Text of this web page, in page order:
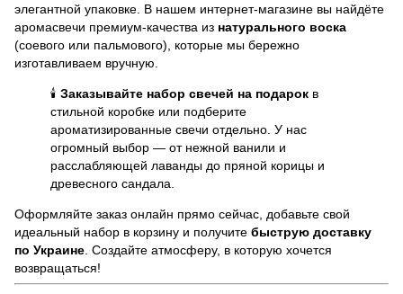
элегантной упаковке. В нашем интернет-магазине вы найдёте
аромасвечи премиум-качества из натурального воска
(соевого или пальмового), которые мы бережно
изготавливаем вручную.
🕯️ Заказывайте набор свечей на подарок в
стильной коробке или подберите
ароматизированные свечи отдельно. У нас
огромный выбор — от нежной ванили и
расслабляющей лаванды до пряной корицы и
древесного сандала.
Оформляйте заказ онлайн прямо сейчас, добавьте свой
идеальный набор в корзину и получите быструю доставку
по Украине . Создайте атмосферу, в которую хочется
возвращаться!